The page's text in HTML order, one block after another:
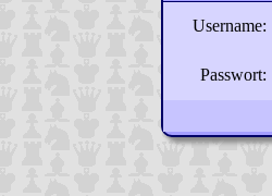
Username:
Passwort: